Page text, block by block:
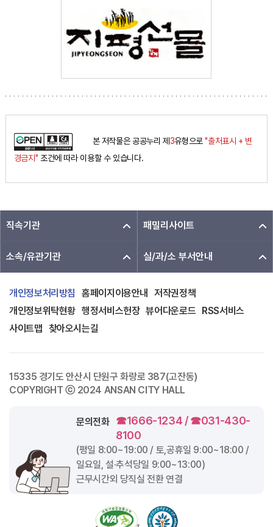
본 저작물은 공공누리 제 3유형으로"출처표시 + 변
경금지" 조건에 따라 이용할 수 있습니다.
직속기관 패밀리사이트
소속/유관기관 실/과/소 부서안내
개인정보처리방침 홈페이지이용안내
저작권정책
개인정보위탁현황 행정서비스헌장 뷰어다운로드 RSS서비스
사이트맵 찾아오시는길
15335 경기도 안산시 단원구 화랑로 387(고잔동)
COPYRIGHT ⓒ 2024 ANSAN CITY HALL
문의전화
☎1666-1234 / ☎031-430-
8100
(평일 8:00~19:00 / 토,공휴일 9:00~18:00 /
일요일, 설·추석당일 9:00~13:00)
근무시간외 당직실 전환 연결